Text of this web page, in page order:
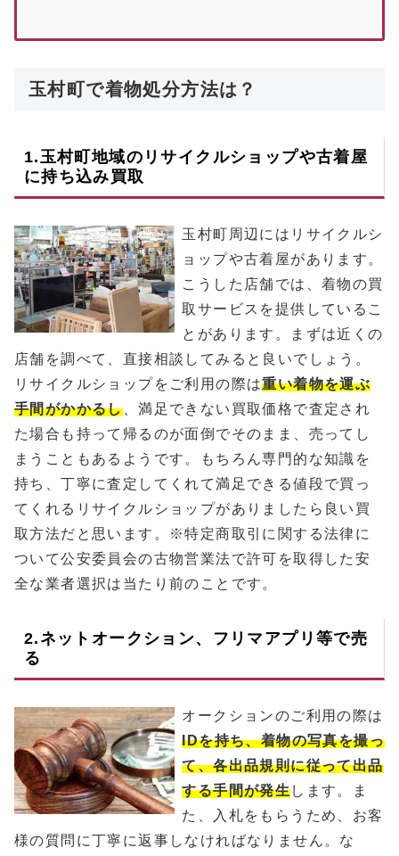
玉村町で着物処分方法は？
1.玉村町地域のリサイクルショップや古着屋
に持ち込み買取
玉村町周辺にはリサイクルシ
ョップや古着屋があります。
こうした店舗では、着物の買
取サービスを提供しているこ
とがあります。まずは近くの
店舗を調べて、直接相談してみると良いでしょう。
リサイクルショップをご利用の際は重い着物を運ぶ
手間がかかるし、満足できない買取価格で査定され
た場合も持って帰るのが面倒でそのまま、売ってし
まうこともあるようです。もちろん専門的な知識を
持ち、丁寧に査定してくれて満足できる値段で買っ
てくれるリサイクルショップがありましたら良い買
取方法だと思います。※特定商取引に関する法律に
ついて公安委員会の古物営業法で許可を取得した安
全な業者選択は当たり前のことです。
2.ネットオークション、フリマアプリ等で売
る
オークションのご利用の際は
IDを持ち、着物の写真を撮っ
て、各出品規則に従って出品
する手間が発生します。ま
た、入札をもらうため、お客
様の質問に丁寧に返事しなければなりません。な